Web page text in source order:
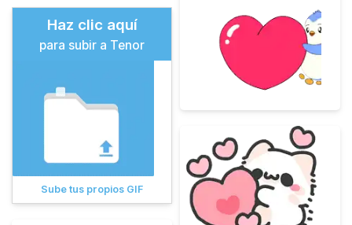
Haz clic aquí
para subir a Tenor
Sube tus propios GIF